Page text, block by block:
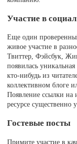
Участие в
Еще один
живое участие в
Твиттер, Фэйсбук,
появилась
кто-нибудь из
коллективном блоге
Появление ссылки на
ресурсе существенно
Гостевые посты
Примите участие в